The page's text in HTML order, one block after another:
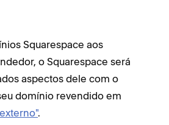
Squarespace aos
o Squarespace será
aspectos dele com o
domínio revendido em
.